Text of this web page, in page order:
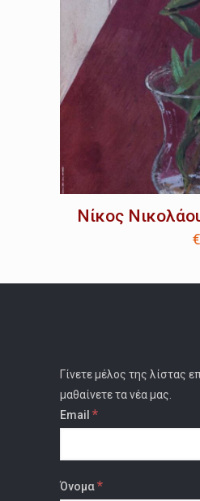
Νίκος
€
Γίνετε μέλος της λίστας
μαθαίνετε τα νέα μας.
Email *
Όνομα*